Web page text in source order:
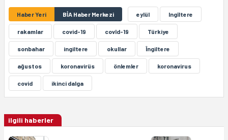
Haber Yeri BİA Haber Merkezi eylül Ingîltere
rakamlar covid-19 covîd-19 Türkiye
sonbahar ingiltere okullar Îngiltere
ağustos koronavirüs önlemler koronavirus
covid ikinci dalga
ilgili haberler